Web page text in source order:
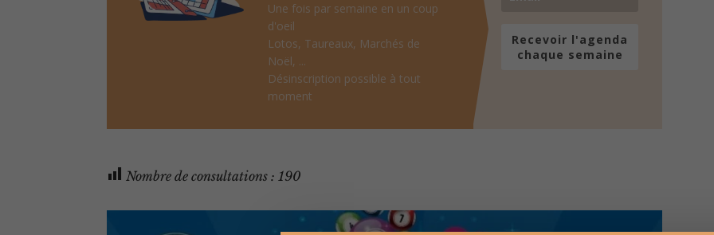
Une fois par semaine en un coup
d'oeil
Lotos, Taureaux, Marchés de
Noël, ...
Désinscription possible à tout
moment
Recevoir l'agenda
chaque semaine
Nombre de consultations : 190